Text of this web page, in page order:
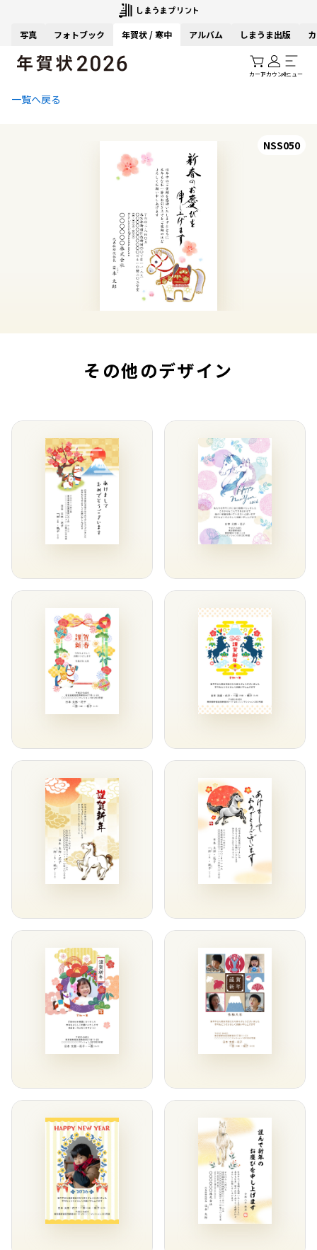
写真 フォトブック 年賀状 / 寒中 アルバム しまうま出版
カートアカウントメニュー
一覧へ戻る
NSS050
その他のデザイン